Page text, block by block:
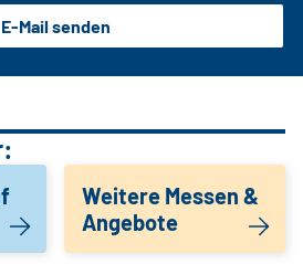
E-Mail senden
Weitere Messen &
Angebote